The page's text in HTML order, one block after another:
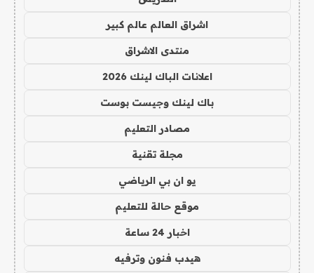
اشراق العالم عالم كبير
منتدى الاشراق
اعلانات الباك لينك 2026
باك لينك وجيست بوست
مصادر التعليم
مجلة تقنية
يو ان بي الرياضي
موقع حالة للتعليم
اخبار 24 ساعة
هيدب فنون وترفيه